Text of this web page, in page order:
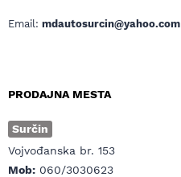
Email: mdautosurcin@yahoo.com
PRODAJNA MESTA
Surčin
Vojvođanska br. 153
Mob: 060/3030623